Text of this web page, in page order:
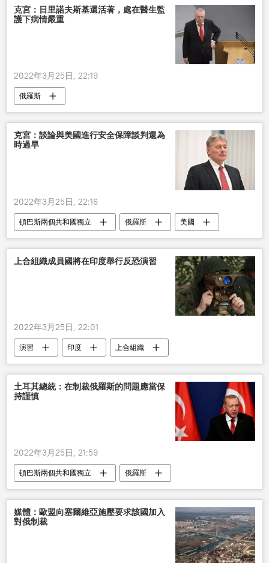
克宮：日里諾夫斯基還活著，處在醫生監
護下病情嚴重
2022年3月25日, 22:19
俄羅斯
克宮：談論與美國進行安全保障談判還為
時過早
2022年3月25日, 22:16
頓巴斯兩個共和國獨立 俄羅斯 美國
上合組織成員國將在印度舉行反恐演習
2022年3月25日, 22:01
演習 印度 上合組織
土耳其總統：在制裁俄羅斯的問題應當保
持謹慎
2022年3月25日, 21:59
頓巴斯兩個共和國獨立
俄羅斯
土耳其
媒體：歐盟向塞爾維亞施壓要求該國加入
對俄制裁